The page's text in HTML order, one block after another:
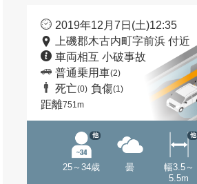
2019年12月7日(土)12:35
上磯郡木古内町字前浜 付近
車両相互 小破事故
普通乗用車(2)
死亡(0) 負傷(1)
距離751m
25～34歳
他
曇
幅3.5～
5.5m
他